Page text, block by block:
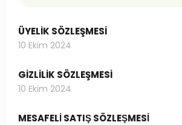
ÜYELİK SÖZLEŞMESİ
10 Ekim 2024
GİZLİLİK SÖZLEŞMESİ
10 Ekim 2024
MESAFELİ SATIŞ SÖZLEŞMESİ